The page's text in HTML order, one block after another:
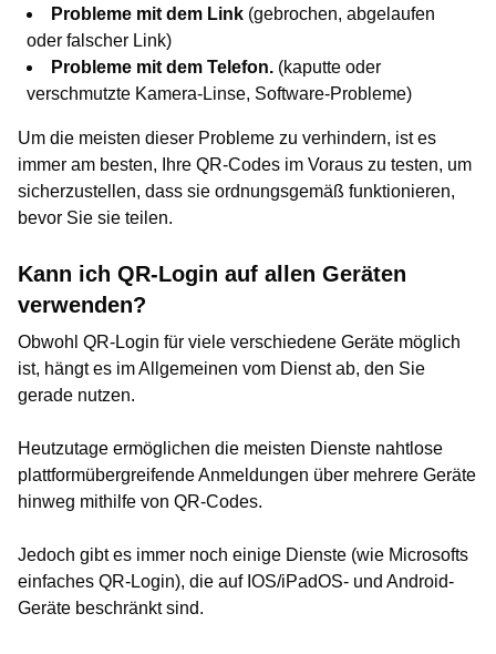
Probleme mit dem Link (gebrochen, abgelaufen
oder falscher Link)
Probleme mit dem Telefon. (kaputte oder
verschmutzte Kamera-Linse, Software-Probleme)
Um die meisten dieser Probleme zu verhindern, ist es
immer am besten, Ihre QR-Codes im Voraus zu testen, um
sicherzustellen, dass sie ordnungsgemäß funktionieren,
bevor Sie sie teilen.
Kann ich QR-Login auf allen Geräten
verwenden?
Obwohl QR-Login für viele verschiedene Geräte möglich
ist, hängt es im Allgemeinen vom Dienst ab, den Sie
gerade nutzen.
Heutzutage ermöglichen die meisten Dienste nahtlose
plattformübergreifende Anmeldungen über mehrere Geräte
hinweg mithilfe von QR-Codes.
Jedoch gibt es immer noch einige Dienste (wie Microsofts
einfaches QR-Login), die auf IOS/iPadOS- und Android-
Geräte beschränkt sind.